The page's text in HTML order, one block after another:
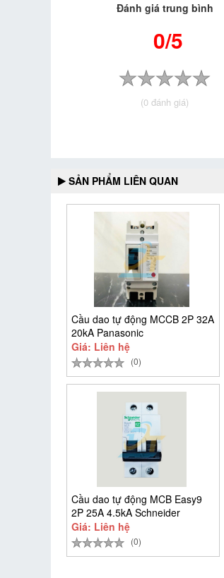
Đánh giá trung bình
0/5
(0 đánh giá)
SẢN PHẨM LIÊN QUAN
Cầu dao tự động MCCB 2P 32A
20kA Panasonic
BBSF2232CTCV
Giá: Liên hệ
(0)
Cầu dao tự động MCB Easy9
2P 25A 4.5kA Schneider
EZ9F34225
Giá: Liên hệ
(0)